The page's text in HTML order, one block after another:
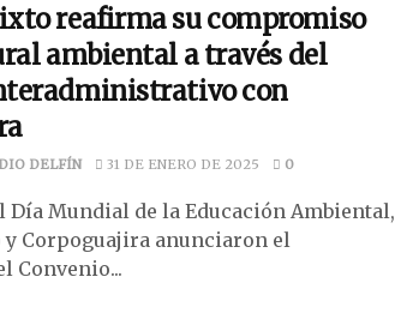
reafirma su compromiso
ambiental a través del
con
DELFÍN 31 DE ENERO DE 2025 0
Día Mundial de la Educación Ambiental,
Corpoguajira anunciaron el
Convenio...